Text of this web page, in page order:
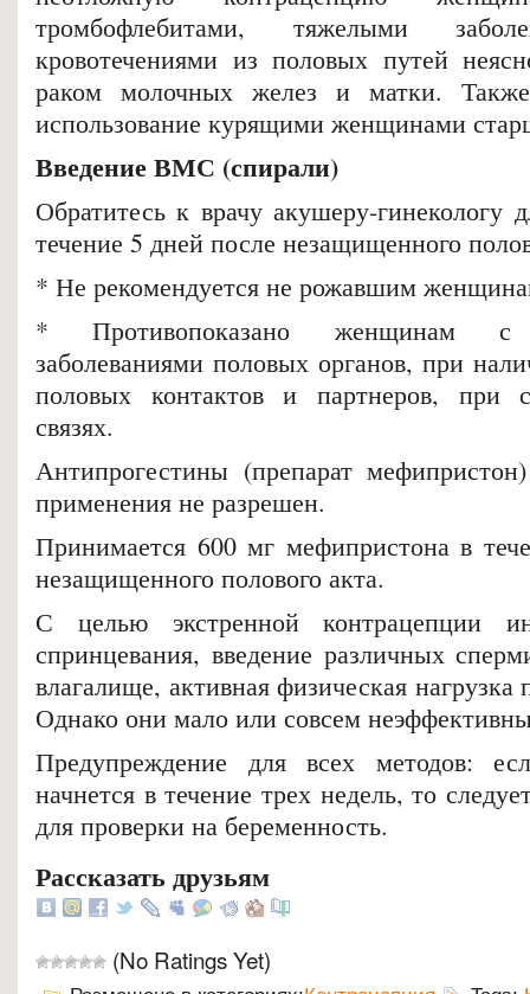
тромбофлебитами, тяжелыми
кровотечениями из половых путей
раком молочных желез и матки. Также
использование курящими женщинами
Введение ВМС (спирали)
Обратитесь к врачу акушеру-
течение 5 дней после незащищенного
* Не рекомендуется не рожавшим
* Противопоказано женщинам с
заболеваниями половых органов, при
половых контактов и партнеров, при
связях.
Антипрогестины (препарат
применения не разрешен.
Принимается 600 мг мефипристона в
незащищенного полового акта.
С целью экстренной контрацепции
спринцевания, введение различных
влагалище, активная физическая нагрузка
Однако они мало или совсем
Предупреждение для всех методов:
начнется в течение трех недель, то
для проверки на беременность.
Рассказать друзьям
(No Ratings Yet)